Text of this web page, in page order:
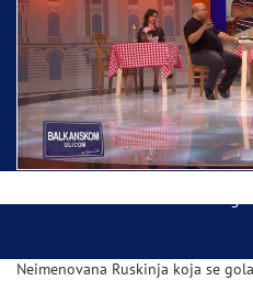
Ispraćaj Pojasa
Hrama Svetog
Neimenovana Ruskinja koja se